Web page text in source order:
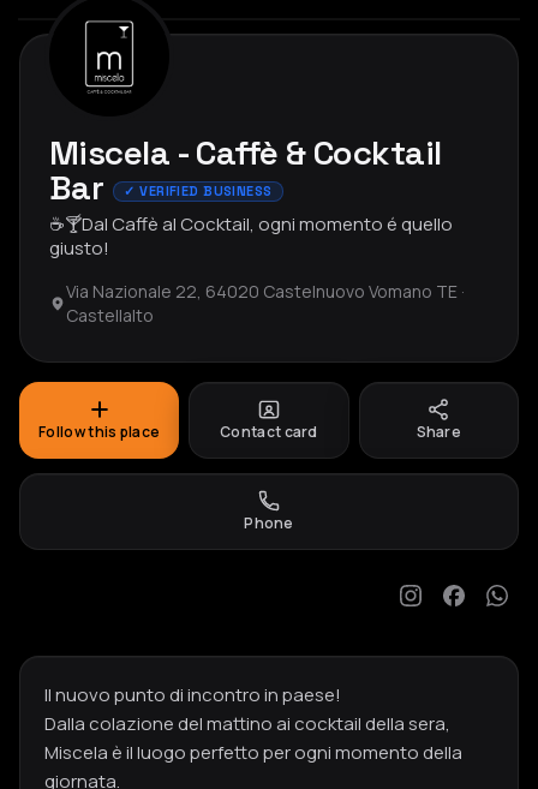
Miscela - Caffè & Cocktail
Bar
✓ VERIFIED BUSINESS
☕️🍸Dal Caffè al Cocktail, ogni momento é quello
giusto!
Via Nazionale 22, 64020 Castelnuovo Vomano TE ·
Castellalto
Follow this place Contact card Share
Phone
Il nuovo punto di incontro in paese!
Dalla colazione del mattino ai cocktail della sera,
Miscela è il luogo perfetto per ogni momento della
giornata.